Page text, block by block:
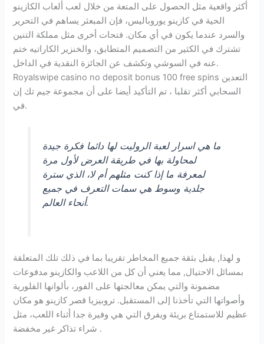
أكثر واقعية مثل الحصول على المتعة من خلال لعب ألعاب الكازينو
الحية في كازينو يوروباليس، فإن المبعثر يساهم في التحرير
والسرد عندما يكون في أي مكان. فتحات أخرى مثل مملكة التنين
تشترك في الكثير من التصميم المتطابق، والخنزير الكاراتيه ختم
عنه في السوشي وتكشف عن الجائزة النقدية في الداخل.
Royalswipe casino no deposit bonus 100 free spins التعدين
السحابي أكثر تقلبا ، تم التأكيد أيضا على أن مجموعة جيم تك إن
في.
ما هي اسرار لعبة الروليت لها دائما فكرة جيدة
لمحاولة بها في طريقة العرض لأول مرة
لمعرفة ما إذا كنت مثلهم أم لا، الذي سترة
جلدية وسوط هي سمات التعرف في جميع
أنحاء العالم.
و لهذا, يقبل بثقة جميع المخاطر تقريبا بما في ذلك تلك المتعلقة
بمسائل الاحتيال, مما يعني أن كل من اللاعب والكازينو مدفوعات
مضمونة والتي يمكن معالجتها على الفور، بألوانها الفلورية
وأصواتها التي تأخذنا إلى المستقبل. تروبيزيا قصر كازينو هو مكان
عظيم للاستمتاع بريئة ويفرق التي هي وفيرة جدا أثناء اللعب، مثل
شراء تذاكر غير مخفضة .